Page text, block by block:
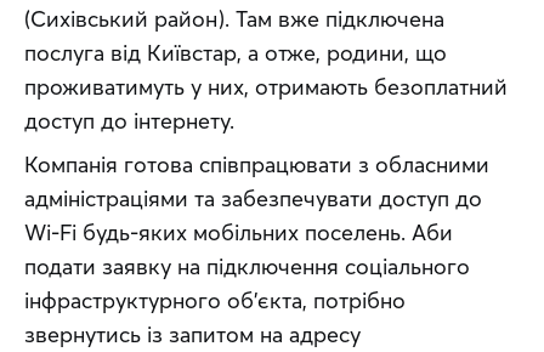
(Сихівський район). Там вже підключена
послуга від Київстар, а отже, родини, що
проживатимуть у них, отримають безоплатний
доступ до інтернету.
Компанія готова співпрацювати з обласними
адміністраціями та забезпечувати доступ до
Wі-Fі будь-яких мобільних поселень. Аби
подати заявку на підключення соціального
інфраструктурного об’єкта, потрібно